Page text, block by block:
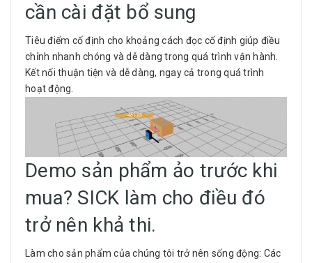
cần cài đặt bổ sung
Tiêu điểm cố định cho khoảng cách đọc cố định giúp điều
chỉnh nhanh chóng và dễ dàng trong quá trình vận hành.
Kết nối thuận tiện và dễ dàng, ngay cả trong quá trình
hoạt động.
Demo sản phẩm ảo trước khi
mua? SICK làm cho điều đó
trở nên khả thi.
Làm cho sản phẩm của chúng tôi trở nên sống động: Các